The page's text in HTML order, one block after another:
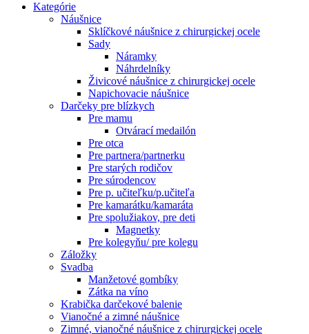
Kategórie
Náušnice
Sklíčkové náušnice z chirurgickej ocele
Sady
Náramky
Náhrdelníky
Živicové náušnice z chirurgickej ocele
Napichovacie náušnice
Darčeky pre blízkych
Pre mamu
Otvárací medailón
Pre otca
Pre partnera/partnerku
Pre starých rodičov
Pre súrodencov
Pre p. učiteľku/p.učiteľa
Pre kamarátku/kamaráta
Pre spolužiakov, pre deti
Magnetky
Pre kolegyňu/ pre kolegu
Záložky
Svadba
Manžetové gombíky
Zátka na víno
Krabička darčekové balenie
Vianočné a zimné náušnice
Zimné, vianočné náušnice z chirurgickej ocele